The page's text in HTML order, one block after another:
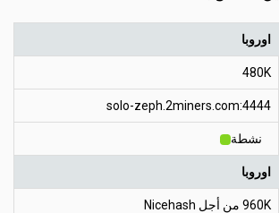
اوروبا
480K
solo-zeph.2miners.com:4444
نشطة
اوروبا
960K من أجل Nicehash